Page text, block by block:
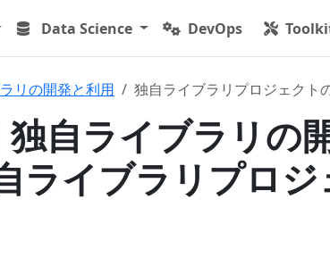
Data Science DevOps
リの開発と利用 独自ライブラリプロジェクト
自ライブラリの
ライブラリプロジ